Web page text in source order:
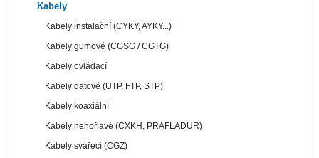
Kabely
Kabely instalační (CYKY, AYKY...)
Kabely gumové (CGSG / CGTG)
Kabely ovládací
Kabely datové (UTP, FTP, STP)
Kabely koaxiální
Kabely nehořlavé (CXKH, PRAFLADUR)
Kabely svářecí (CGZ)